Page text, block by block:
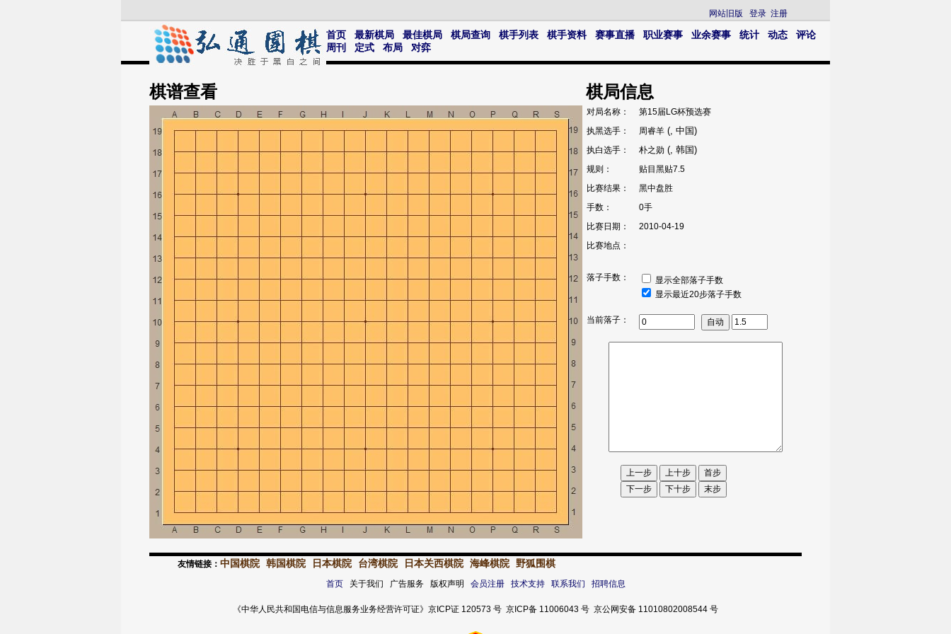
网站旧版 登录 注册
首页 最新棋局 最佳棋局 棋局查询 棋手列表 棋手资料 赛事直播 职业赛事 业余赛事 统计 动态
评论
周刊
定式 布局 对弈
棋谱查看 棋局信息
对局名称：
第15届LG杯预选赛
执黑选手：
周睿羊 (, 中国)
执白选手： 朴之勋 (, 韩国)
规则：
贴目黑贴7.5
比赛结果：
黑中盘胜
手数：
0手
比赛日期：
2010-04-19
比赛地点：
落子手数：
显示全部落子手数
显示最近20步落子手数
当前落子：
友情链接： 中国棋院 韩国棋院 日本棋院 台湾棋院 日本关西棋院 海峰棋院 野狐围棋
首页关于我们 广告服务 版权声明 会员注册 技术支持 联系我们 招聘信息
《中华人民共和国电信与信息服务业务经营许可证》京ICP证 120573 号 京ICP备 11006043 号 京公网安备 11010802008544 号